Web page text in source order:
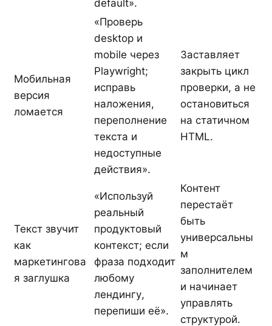
default».
Мобильная
версия
ломается
«Проверь
desktop и
mobile через
Playwright;
исправь
наложения,
переполнение
текста и
недоступные
действия».
Заставляет
закрыть цикл
проверки, а не
остановиться
на статичном
HTML.
Текст звучит
как
маркетингова
я заглушка
«Используй
реальный
продуктовый
контекст; если
фраза подходит
любому
лендингу,
перепиши её».
Контент
перестаёт
быть
универсальны
м
заполнителем
и начинает
управлять
структурой.